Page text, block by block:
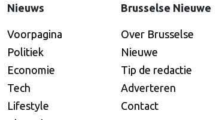
met
Nieuws
Voorpagina
Politiek
Economie
Tech
Lifestyle
Brusselse Nieuwe
Over Brusselse
Nieuwe
Tip de redactie
Adverteren
Contact